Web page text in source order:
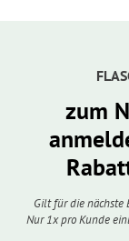
zum
Gilt für die nächste
Nur 1x pro Kunde